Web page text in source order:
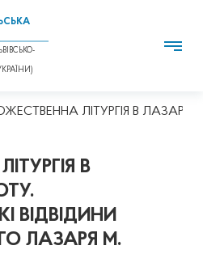
ЛІТУРГІЯ В
В
ВІДВІДИНИ
ЛАЗАРЯ М.